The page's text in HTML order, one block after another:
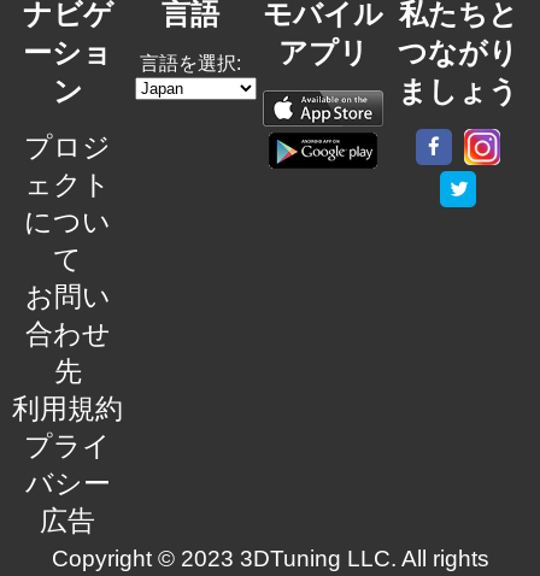
ナビゲ
ーショ
ン
プロジ
ェクト
につい
て
お問い
合わせ
先
利用規約
プライ
バシー
広告
言語
言語を選択:
モバイル
アプリ
私たちと
つながり
ましょう
Copyright © 2023 3DTuning LLC. All rights